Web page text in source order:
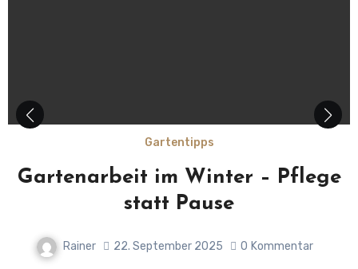
Gartentipps
Gartenarbeit im Winter – Pflege
statt Pause
Rainer 22. September 2025 0 Kommentar